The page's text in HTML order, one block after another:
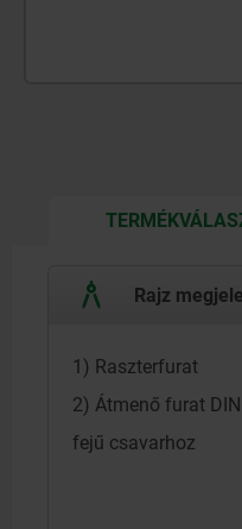
Rajz
1) Raszterfurat
2) Átmenő furat
fejű csavarhoz